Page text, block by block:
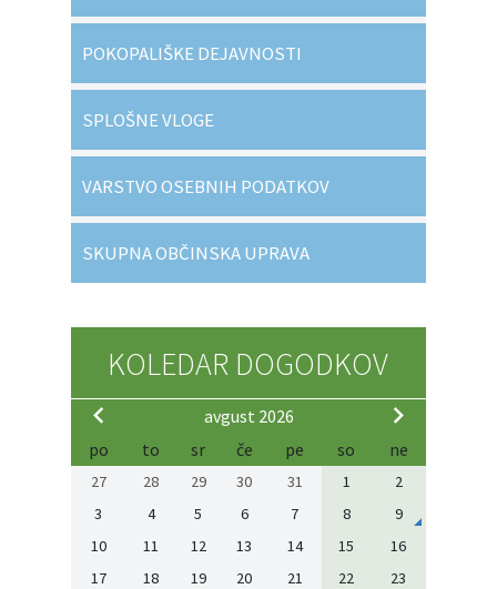
POKOPALIŠKE DEJAVNOSTI
SPLOŠNE VLOGE
VARSTVO OSEBNIH PODATKOV
SKUPNA OBČINSKA UPRAVA
KOLEDAR DOGODKOV
avgust 2026
po
to sr če pe so ne
27 28 29 30 31 1
2
3
4 5 6 7 8
9
10
11 12 13 14 15
16
17
18 19 20 21 22
23